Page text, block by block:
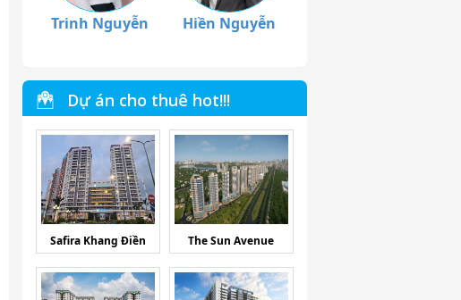
Trinh Nguyễn Hiền Nguyễn
Dự án cho thuê hot!!!
Safira Khang Điền The Sun Avenue